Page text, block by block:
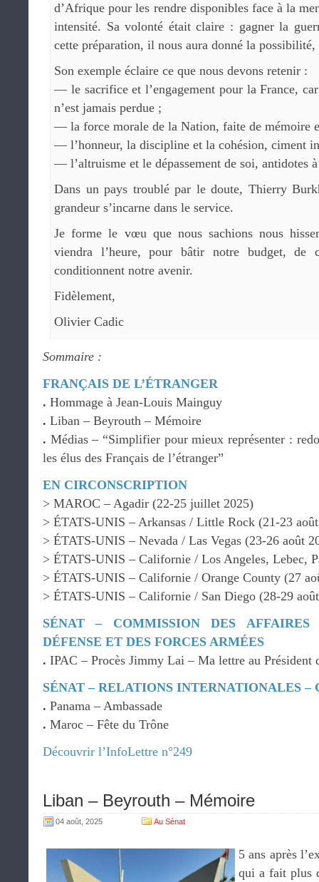
d’Afrique pour les rendre disponibles face à la
intensité. Sa volonté était claire : gagner la
cette préparation, il nous aura donné la
Son exemple éclaire ce que nous devons retenir :
— le sacrifice et l’engagement pour la France,
n’est jamais perdue ;
— la force morale de la Nation, faite de mémoire
— l’honneur, la discipline et la cohésion, ciment
— l’altruisme et le dépassement de soi, antidotes
Dans un pays troublé par le doute, Thierry
grandeur s’incarne dans le service.
Je forme le vœu que nous sachions nous
viendra l’heure, pour bâtir notre budget, de
conditionnent notre avenir.
Fidèlement,
Olivier Cadic
Sommaire :
FRANÇAIS DE L’ÉTRANGER
. Hommage à Jean-Louis Mainguy
. Liban – Beyrouth – Mémoire
. Médias – “Simplifier pour mieux représenter :
les élus des Français de l’étranger”
EN CIRCONSCRIPTION
> MAROC – Agadir (22-25 juillet 2025)
> ÉTATS-UNIS – Arkansas / Little Rock (21-23
> ÉTATS-UNIS – Nevada / Las Vegas (23-26 août
> ÉTATS-UNIS – Californie / Los Angeles, Lebec,
> ÉTATS-UNIS – Californie / Orange County (27
> ÉTATS-UNIS – Californie / San Diego (28-29
SÉNAT – COMMISSION DES
DÉFENSE ET DES FORCES ARMÉES
. IPAC – Procès Jimmy Lai – Ma lettre au Président
SÉNAT – RELATIONS INTERNATIONALES –
. Panama – Ambassade
. Maroc – Fête du Trône
Découvrir l’InfoLettre n°249
Liban – Beyrouth – Mémoire
04 août, 2025 Au Sénat
5 ans après
qui a fait plus